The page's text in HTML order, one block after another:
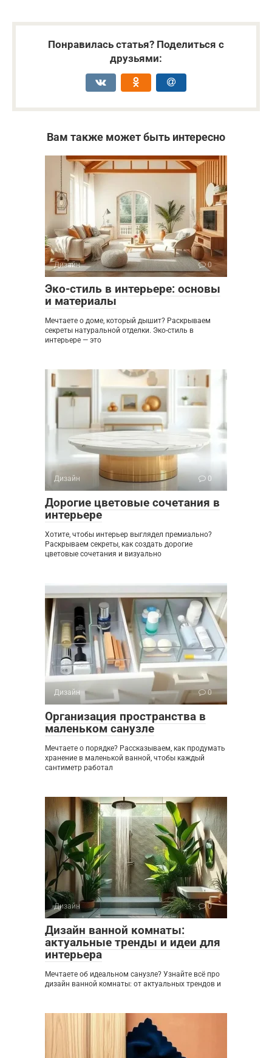
Понравилась статья? Поделиться с
друзьями:
Вам также может быть интересно
Дизайн 0
Эко-стиль в интерьере: основы
и материалы
Мечтаете о доме, который дышит? Раскрываем
секреты натуральной отделки. Эко-стиль в
интерьере — это
Дизайн 0
Дорогие цветовые сочетания в
интерьере
Хотите, чтобы интерьер выглядел премиально?
Раскрываем секреты, как создать дорогие
цветовые сочетания и визуально
Дизайн 0
Организация пространства в
маленьком санузле
Мечтаете о порядке? Рассказываем, как продумать
хранение в маленькой ванной, чтобы каждый
сантиметр работал
Дизайн 0
Дизайн ванной комнаты:
актуальные тренды и идеи для
интерьера
Мечтаете об идеальном санузле? Узнайте всё про
дизайн ванной комнаты: от актуальных трендов и